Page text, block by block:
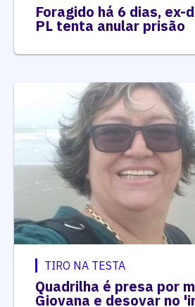
Foragido há 6 dias, ex-
PL tenta anular prisão
TIRO NA TESTA
Quadrilha é presa por
Giovana e desovar no